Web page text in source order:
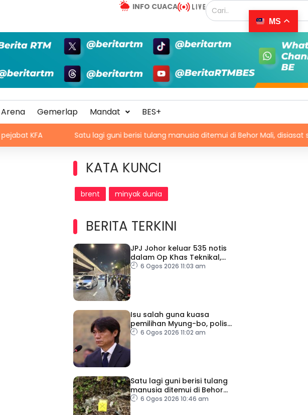
INFO CUACA
Arena Gemerlap Mandat BES+
Satu lagi guni berisi tulang manusia ditemui di Behor Mali, disiasat sebagai kes
KATA KUNCI
brent minyak dunia
BERITA TERKINI
JPJ Johor keluar 535 notis
dalam Op Khas Teknikal,
Lampu HID
6 Ogos 2026 11:03 am
Isu salah guna kuasa
pemilihan Myung-bo, polis
gempur pejabat KFA
6 Ogos 2026 11:02 am
Satu lagi guni berisi tulang
manusia ditemui di Behor
Mali, disiasat sebagai kes
6 Ogos 2026 10:46 am
MS